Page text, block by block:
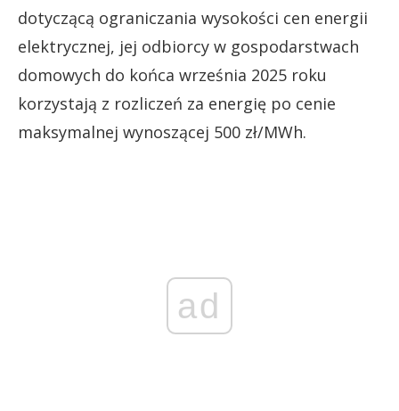
dotyczącą ograniczania wysokości cen energii
elektrycznej, jej odbiorcy w gospodarstwach
domowych do końca września 2025 roku
korzystają z rozliczeń za energię po cenie
maksymalnej wynoszącej 500 zł/MWh.
ad